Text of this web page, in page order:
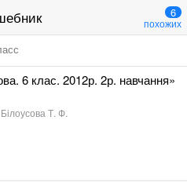
6
похожих
6 клас. 2012р. 2р. навчання»
Т. Ф.